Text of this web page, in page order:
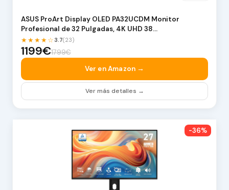
ASUS ProArt Display OLED PA32UCDM Monitor
Profesional de 32 Pulgadas, 4K UHD 38…
★★★★☆3.7(23)
1199€1799€
Ver en Amazon →
Ver más detalles →
-36%